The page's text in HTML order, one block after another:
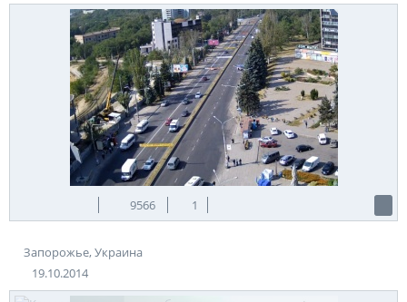
9566 1
Запорожье, Украина
19.10.2014